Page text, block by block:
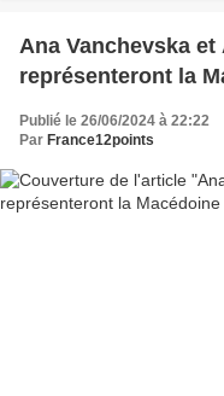
Ana Vanchevska
représenteront la
Publié le 26/06/2024 à 22:22
Par France12points